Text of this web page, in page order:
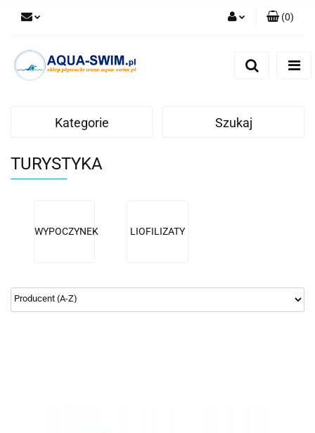
(0)
Kategorie Szukaj
TURYSTYKA
WYPOCZYNEK LIOFILIZATY